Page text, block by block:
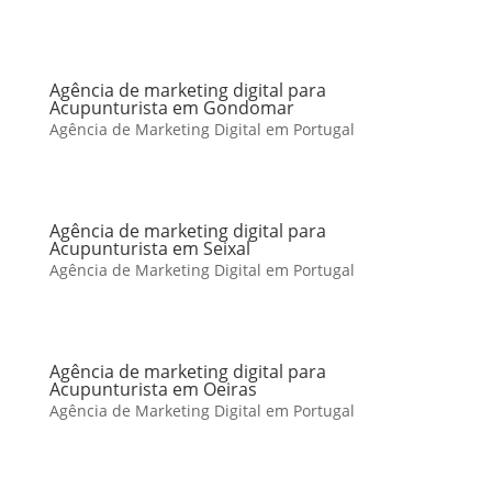
Agência de marketing digital para
Acupunturista em Gondomar
Agência de Marketing Digital em Portugal
Agência de marketing digital para
Acupunturista em Seixal
Agência de Marketing Digital em Portugal
Agência de marketing digital para
Acupunturista em Oeiras
Agência de Marketing Digital em Portugal